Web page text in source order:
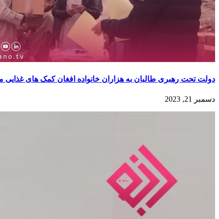
دولت تحت رهبری طالبان به هزاران خانواده افغان کمک های غذایی
دسمبر 21, 2023